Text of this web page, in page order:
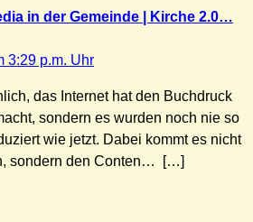
in der Gemeinde | Kirche 2.0…
3:29 p.m. Uhr
das Internet hat den Buchdruck
sondern es wurden noch nie so
wie jetzt. Dabei kommt es nicht
sondern den Conten… […]